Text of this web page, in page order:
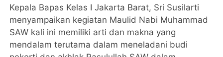
Kepala Bapas Kelas I Jakarta Barat, Sri Susilarti
menyampaikan kegiatan Maulid Nabi Muhammad
SAW kali ini memiliki arti dan makna yang
mendalam terutama dalam meneladani budi